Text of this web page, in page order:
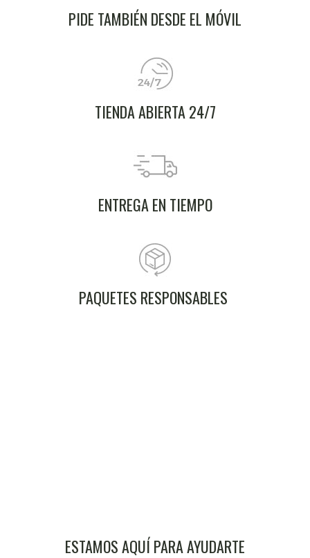
PIDE TAMBIÉN DESDE EL MÓVIL
TIENDA ABIERTA 24/7
ENTREGA EN TIEMPO
PAQUETES RESPONSABLES
ESTAMOS AQUÍ PARA AYUDARTE